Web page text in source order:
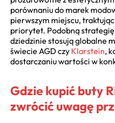
porównaniu do marek
pierwszym miejscu,
priorytet. Podobną
dziedzinie stosują globalne
świecie AGD czy Klarstein,
dostarczaniu wartości w
Gdzie kupić buty
zwrócić uwagę